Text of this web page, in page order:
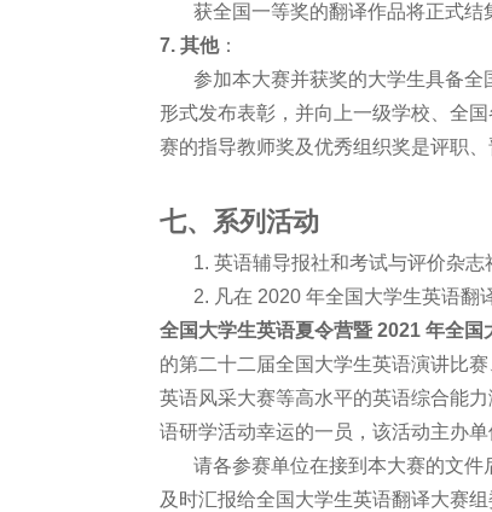
获全国一等奖的翻译作品将正式结
7. 其他：
参加本大赛并获奖的大学生具备全
形式发布表彰，并向上一级学校、全
赛的指导教师奖及优秀组织奖是评职、
七、系列活动
1. 英语辅导报社和考试与评价杂志
2. 凡在 2020 年全国大学生英语翻
全国大学生英语夏令营暨 2021 年全
的第二十二届全国大学生英语演讲比
英语风采大赛等高水平的英语综合能
语研学活动幸运的一员，该活动主办单
请各参赛单位在接到本大赛的文件
及时汇报给全国大学生英语翻译大赛组